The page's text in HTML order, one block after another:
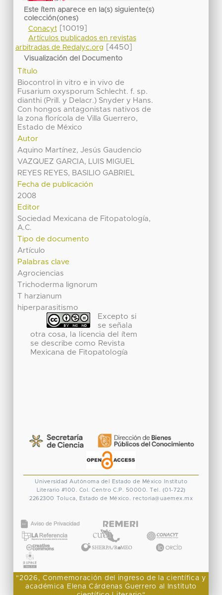
Este ítem aparece en la(s) siguiente(s)
colección(ones)
Conacyt[10019]
Artículos publicados en revistas
arbitradas de Redalyc.org
[4450]
Visualización del Documento
Título
Biocontrol in vitro e in vivo de
Fusarium oxysporum Schlecht. f. sp.
dianthi (Prill. y Delacr.) Snyder y Hans.
Con hongos antagonistas nativos de
la zona florícola de Villa Guerrero,
Estado de México
Autor
Aquino Martínez, Jesús Gaudencio
VAZQUEZ GARCIA, LUIS MIGUEL
REYES REYES, BASILIO GABRIEL
Fecha de publicación
2008
Editor
Sociedad Mexicana de Fitopatología,
A.C.
Tipo de documento
Artículo
Palabras clave
Agrociencias
Trichoderma lignorum
T harzianum
hiperparasitismo
Excepto si
se señala
otra cosa, la licencia del ítem
se describe como Revista
Mexicana de Fitopatología
Universidad Autónoma del Estado de México
Instituto
Literario #100. Col. Centro C.P. 50000. Tel. (01-722)
2262300
Toluca, Estado de México. rectoria@uaemex.mx
"2026, Conmemoración del ingreso de la científica y
académica Elena Cárdenas Guerrero al Instituto